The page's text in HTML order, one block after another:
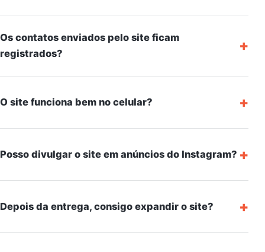
Os contatos enviados pelo site ficam
registrados?
+
O site funciona bem no celular? +
Posso divulgar o site em anúncios do Instagram? +
Depois da entrega, consigo expandir o site? +